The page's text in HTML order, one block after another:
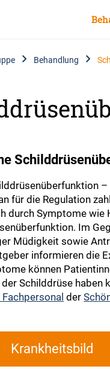
Behandlung
für die Regulation
durch Symptome
Im
Müdigkeit sowie
informieren die
können
Schilddrüse haben
der
Krankheitsbild